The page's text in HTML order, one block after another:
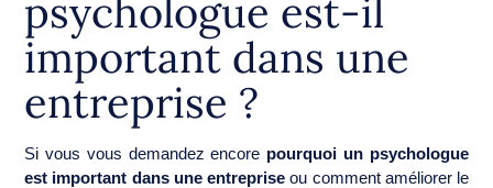
psychologue est-il
important dans une
entreprise ?
Si vous vous demandez encore pourquoi un psychologue
est important dans une entreprise ou comment améliorer le